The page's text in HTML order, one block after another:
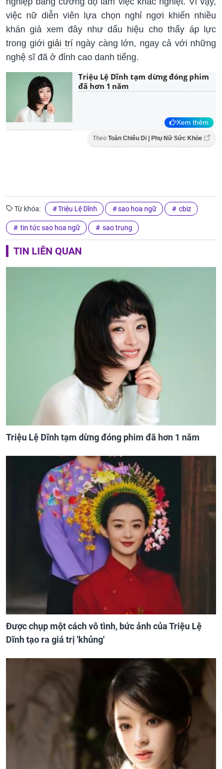
việc nữ diễn viên lựa chọn nghỉ ngơi khiến nhiều
khán giả xem đây như dấu hiệu cho thấy áp lực
trong giới giải trí ngày càng lớn, ngay cả với những
nghệ sĩ đã ở đỉnh cao danh tiếng.
Triệu Lệ Dĩnh tạm dừng đóng phim
đã hơn 1 năm
Xem thêm
Theo Toàn Chiêu Di | Phụ Nữ Sức Khỏe
Từ khóa: Triệu Lệ Dĩnh sao hoa ngữ cbiz
tin tức sao hoa ngữ sao trung
TIN LIÊN QUAN
Triệu Lệ Dĩnh tạm dừng đóng phim đã hơn 1 năm
Được chụp một cách vô tình, bức ảnh của Triệu Lệ
Dĩnh tạo ra giá trị 'khủng'